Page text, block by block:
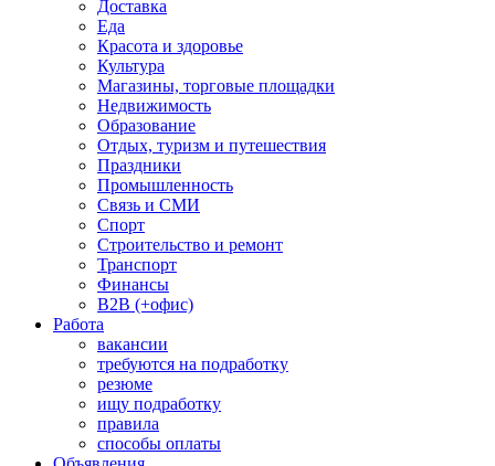
Доставка
Еда
Красота и здоровье
Культура
Магазины, торговые площадки
Недвижимость
Образование
Отдых, туризм и путешествия
Праздники
Промышленность
Связь и СМИ
Спорт
Строительство и ремонт
Транспорт
Финансы
B2B (+офис)
Работа
вакансии
требуются на подработку
резюме
ищу подработку
правила
способы оплаты